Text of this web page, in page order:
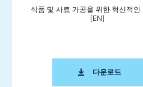
식품 및 사료 가공을 위한 혁신적인
[EN]
다운로드식품